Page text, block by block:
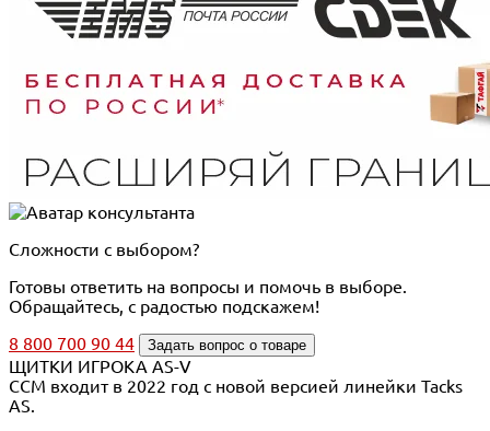
Сложности с выбором?
Готовы ответить на вопросы и помочь в выборе.
Обращайтесь, с радостью подскажем!
8 800 700 90 44
Задать вопрос о товаре
ЩИТКИ ИГРОКА AS-V
CCM входит в 2022 год с новой версией линейки Tacks
AS.